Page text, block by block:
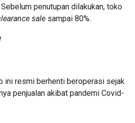
Sebelum penutupan dilakukan, toko
sale sampai 80%.
ini resmi berhenti beroperasi sejak
penjualan akibat pandemi Covid-